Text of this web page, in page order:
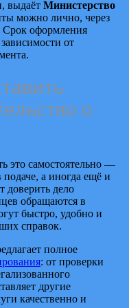
выдаёт Министерство
можно лично, через
оформления
от
о
это самостоятельно —
а иногда ещё и
доверить дело
обращаются в
быстро, удобно и
справок.
полное
: от проверки
другие
качественно и